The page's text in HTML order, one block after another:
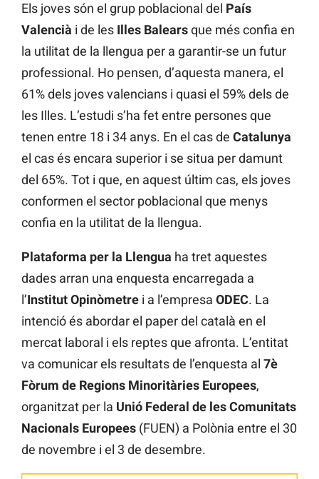
Els joves són el grup poblacional del País
Valencià i de les Illes Balearsque més confia en
la utilitat de la llengua per a garantir-se un futur
professional. Ho pensen, d’aquesta manera, el
61% dels joves valencians i quasi el 59% dels de
les Illes. L’estudi s’ha fet entre persones que
tenen entre 18 i 34 anys. En el cas de Catalunya
el cas és encara superior i se situa per damunt
del 65%. Tot i que, en aquest últim cas, els joves
conformen el sector poblacional que menys
confia en la utilitat de la llengua.
Plataforma per la Llengua ha tret aquestes
dades arran una enquesta encarregada a
l’Institut Opinòmetre i a l’empresa ODEC. La
intenció és abordar el paper del català en el
mercat laboral i els reptes que afronta. L’entitat
va comunicar els resultats de l’enquesta al 7è
Fòrum de Regions Minoritàries Europees,
organitzat per la Unió Federal de les Comunitats
Nacionals Europees (FUEN) a Polònia entre el 30
de novembre i el 3 de desembre.